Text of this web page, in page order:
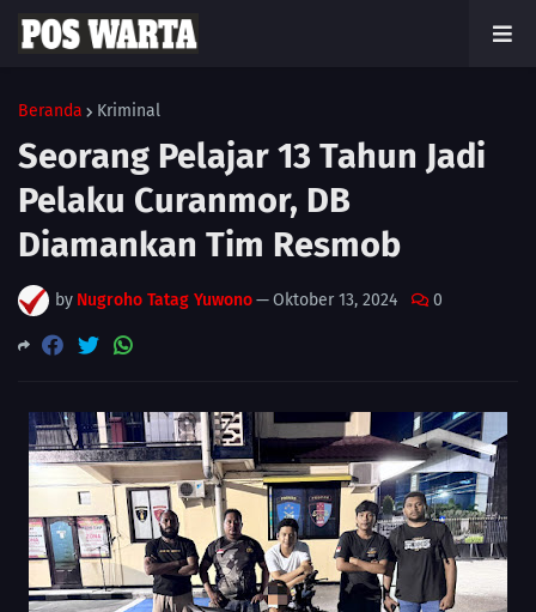
Beranda Kriminal
Seorang Pelajar 13 Tahun Jadi
Pelaku Curanmor, DB
Diamankan Tim Resmob
by Nugroho Tatag Yuwono—Oktober 13, 2024 0